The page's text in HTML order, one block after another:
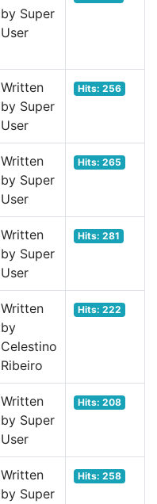
by Super
User
Written
by Super
User
Hits: 256
Written
by Super
User
Hits: 265
Written
by Super
User
Hits: 281
Written
by
Celestino
Ribeiro
Hits: 222
Written
by Super
User
Hits: 208
Written
by Super
Hits: 258